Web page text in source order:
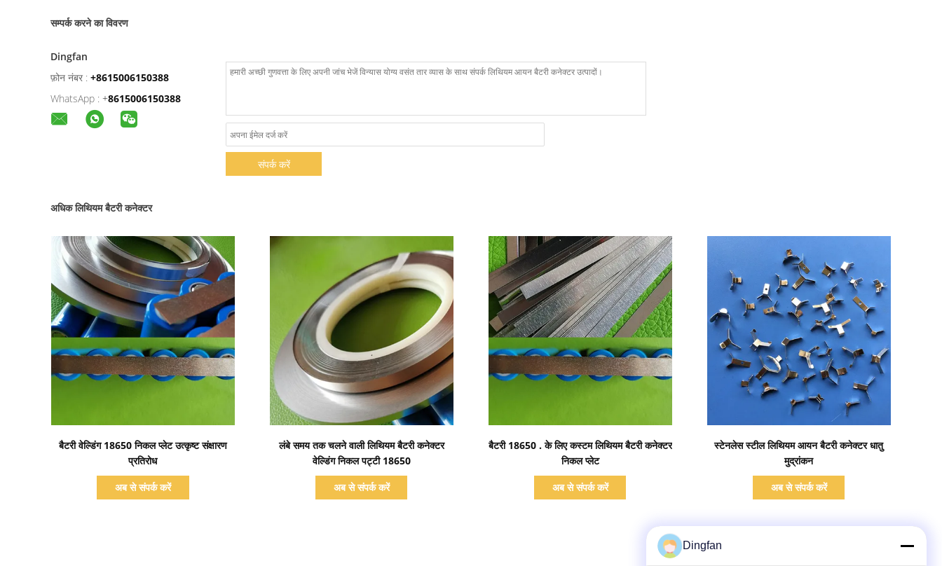
सम्पर्क करने का विवरण
Dingfan
फ़ोन नंबर : +8615006150388
WhatsApp : +8615006150388
संपर्क करें
अधिक लिथियम बैटरी कनेक्टर
प्रदर्शन का विवरण
बैटरी वेल्डिंग 18650 निकल प्लेट उत्कृष्ट संक्षारण
प्रतिरोध
अब से संपर्क करें
प्रदर्शन का विवरण
लंबे समय तक चलने वाली लिथियम बैटरी कनेक्टर
वेल्डिंग निकल पट्टी 18650
अब से संपर्क करें
प्रदर्शन का विवरण
बैटरी 18650 . के लिए कस्टम लिथियम बैटरी कनेक्टर
निकल प्लेट
अब से संपर्क करें
प्रदर्शन का विवरण
स्टेनलेस स्टील लिथियम आयन बैटरी कनेक्टर धातु
मुद्रांकन
अब से संपर्क करें
Dingfan